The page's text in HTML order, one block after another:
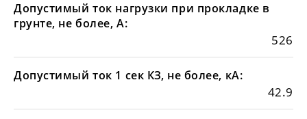
Допустимый ток нагрузки при прокладке в
грунте, не более, А:
526
Допустимый ток 1 сек КЗ, не более, кА:
42.9